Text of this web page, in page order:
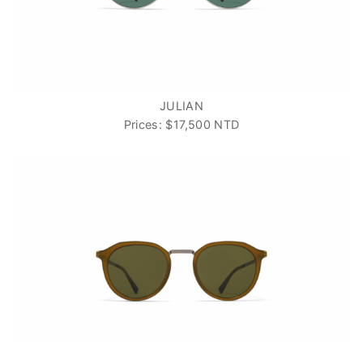
JULIAN
Prices: $17,500 NTD